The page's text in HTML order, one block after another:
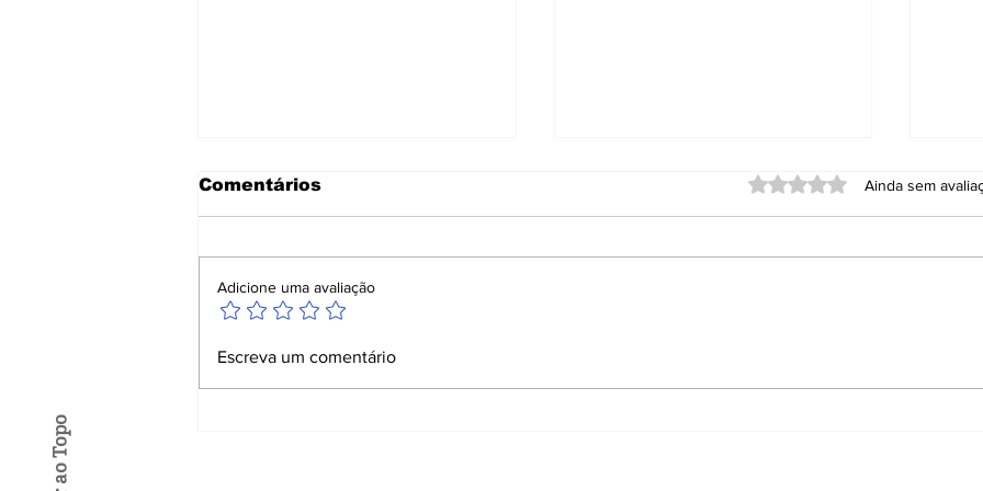
Pesquisa mostra alta
segurança pública de
Comentários Avaliado com 0 de 5
Ainda sem
Adicione uma avaliação
Escreva um comentário